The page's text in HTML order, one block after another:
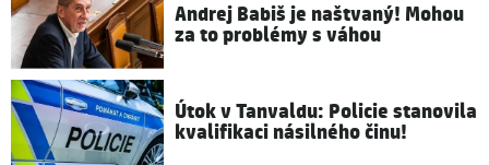
Andrej Babiš je naštvaný! Mohou
za to problémy s váhou
Útok v Tanvaldu: Policie stanovila
kvalifikaci násilného činu!